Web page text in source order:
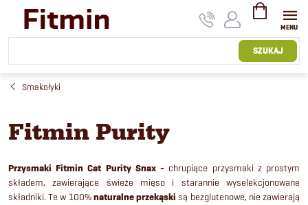
treści
SZUKAJ
KOSZYK
Smakołyki
Fitmin Purity
Przysmaki Fitmin Cat Purity Snax - chrupiące przysmaki z prostym
składem, zawierające świeże mięso i starannie wyselekcjonowane
składniki.Te w 100%naturalne przekąski są bezglutenowe, nie zawierają